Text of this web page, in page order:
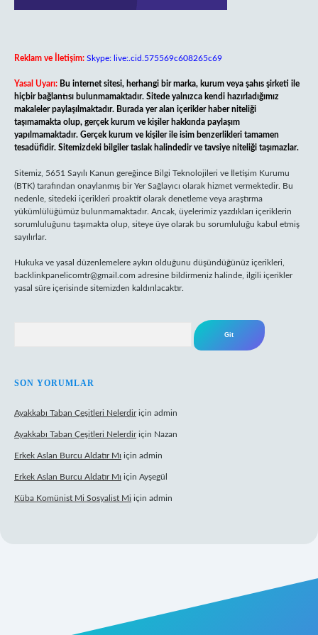
Reklam ve İletişim: Skype: live:.cid.575569c608265c69
Yasal Uyarı: Bu internet sitesi, herhangi bir marka, kurum veya şahıs şirketi ile
hiçbir bağlantısı bulunmamaktadır. Sitede yalnızca kendi hazırladığımız
makaleler paylaşılmaktadır. Burada yer alan içerikler haber niteliği
taşımamakta olup, gerçek kurum ve kişiler hakkında paylaşım
yapılmamaktadır. Gerçek kurum ve kişiler ile isim benzerlikleri tamamen
tesadüfidir. Sitemizdeki bilgiler taslak halindedir ve tavsiye niteliği taşımazlar.
Sitemiz, 5651 Sayılı Kanun gereğince Bilgi Teknolojileri ve İletişim Kurumu
(BTK) tarafından onaylanmış bir Yer Sağlayıcı olarak hizmet vermektedir. Bu
nedenle, sitedeki içerikleri proaktif olarak denetleme veya araştırma
yükümlülüğümüz bulunmamaktadır. Ancak, üyelerimiz yazdıkları içeriklerin
sorumluluğunu taşımakta olup, siteye üye olarak bu sorumluluğu kabul etmiş
sayılırlar.
Hukuka ve yasal düzenlemelere aykırı olduğunu düşündüğünüz içerikleri,
backlinkpanelicomtr@gmail.com adresine bildirmeniz halinde, ilgili içerikler
yasal süre içerisinde sitemizden kaldırılacaktır.
SON YORUMLAR
Ayakkabı Taban Çeşitleri Nelerdiriçin admin
Ayakkabı Taban Çeşitleri Nelerdiriçin Nazan
Erkek Aslan Burcu Aldatır Mı için admin
Erkek Aslan Burcu Aldatır Mı için Ayşegül
Küba Komünist Mi Sosyalist Mi için admin